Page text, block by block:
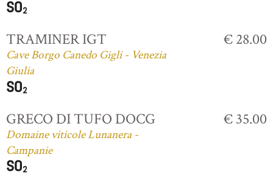
TRAMINER IGT
Cave Borgo Canedo Gigli - Venezia
Giulia
€ 28.00
GRECO DI TUFO DOCG
Domaine viticole Lunanera -
Campanie
€ 35.00